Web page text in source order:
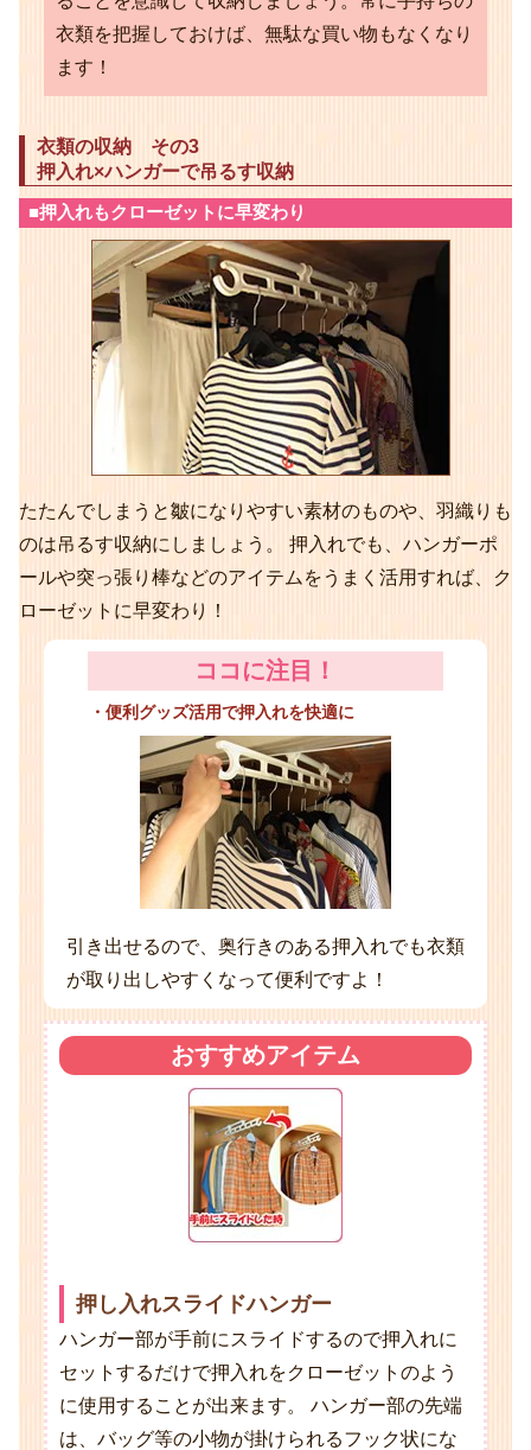
衣類を把握しておけば、無駄な買い物もなくなり
ます！
衣類の収納 その3
押入れ×ハンガーで吊るす収納
■押入れもクローゼットに早変わり
たたんでしまうと皺になりやすい素材のものや、羽織りも
のは吊るす収納にしましょう。 押入れでも、ハンガーポ
ールや突っ張り棒などのアイテムをうまく活用すれば、ク
ローゼットに早変わり！
ココに注目！
・便利グッズ活用で押入れを快適に
引き出せるので、奥行きのある押入れでも衣類
が取り出しやすくなって便利ですよ！
おすすめアイテム
押し入れスライドハンガー
ハンガー部が手前にスライドするので押入れに
セットするだけで押入れをクローゼットのよう
に使用することが出来ます。 ハンガー部の先端
は、バッグ等の小物が掛けられるフック状にな